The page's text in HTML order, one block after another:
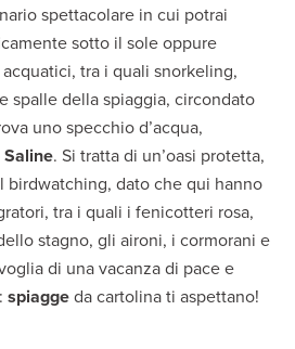
spettacolare in cui potrai
sotto il sole oppure
tra i quali snorkeling,
spalle della spiaggia, circondato
uno specchio d’acqua,
. Si tratta di un’oasi protetta,
birdwatching, dato che qui hanno
tra i quali i fenicotteri rosa,
stagno, gli aironi, i cormorani e
di una vacanza di pace e
: spiaggeda cartolina ti aspettano!